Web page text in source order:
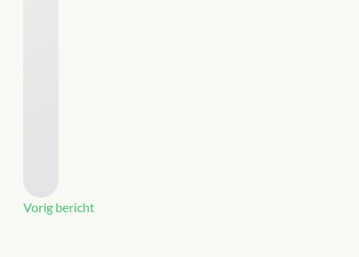
Vorig bericht